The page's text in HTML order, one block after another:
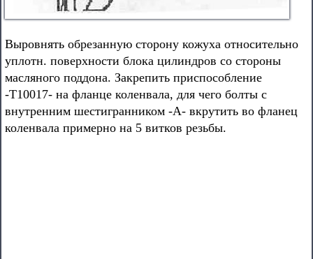
Выровнять обрезанную сторону кожуха относительно
уплотн. поверхности блока цилиндров со стороны
масляного поддона. Закрепить приспособление
-Т10017- на фланце коленвала, для чего болты с
внутренним шестигранником -А- вкрутить во фланец
коленвала примерно на 5 витков резьбы.